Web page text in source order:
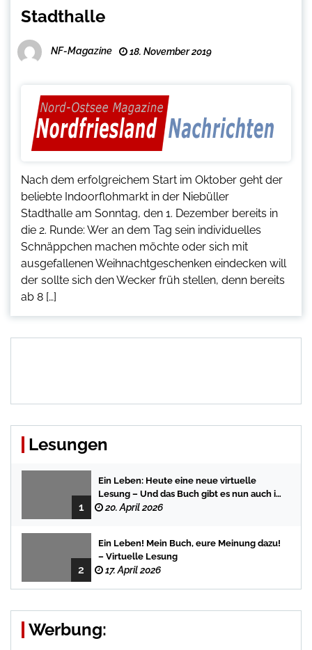
Stadthalle
NF-Magazine 18. November 2019
Nach dem erfolgreichem Start im Oktober geht der
beliebte Indoorflohmarkt in der Niebüller
Stadthalle am Sonntag, den 1. Dezember bereits in
die 2. Runde: Wer an dem Tag sein individuelles
Schnäppchen machen möchte oder sich mit
ausgefallenen Weihnachtgeschenken eindecken will
der sollte sich den Wecker früh stellen, denn bereits
ab 8 […]
Lesungen
1
Ein Leben: Heute eine neue virtuelle
Lesung – Und das Buch gibt es nun auch in
der Bredstedter Stadtbuchhandlung
20. April 2026
2
Ein Leben! Mein Buch, eure Meinung dazu!
– Virtuelle Lesung
17. April 2026
Werbung: